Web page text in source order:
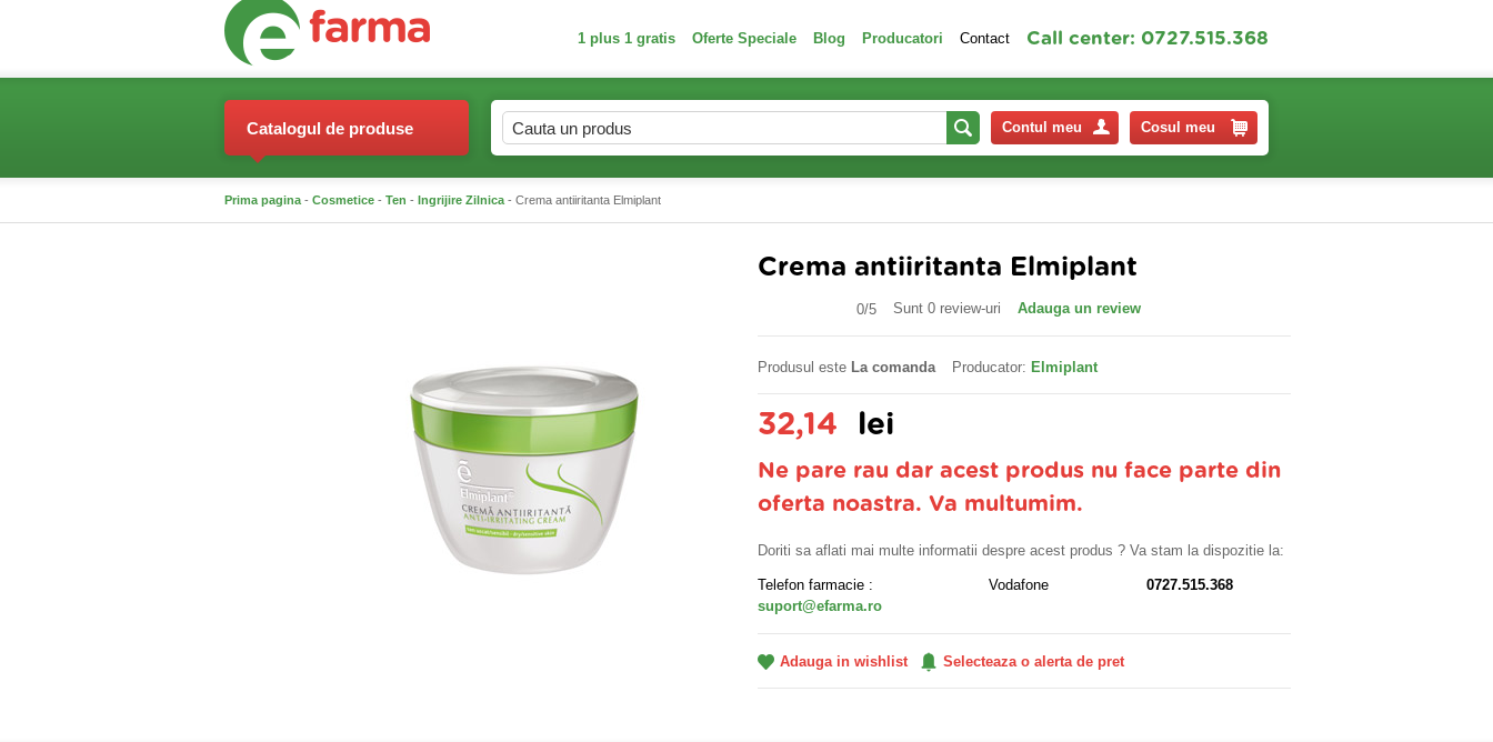
1 plus 1 gratis Oferte Speciale Blog Producatori Contact Call center: 0727.515.368
Catalogul de produse Contul meu Cosul meu
Prima pagina - Cosmetice - Ten - Ingrijire Zilnica - Crema antiiritanta Elmiplant
Crema antiiritanta Elmiplant
0/5 Sunt 0 review-uri Adauga un review
Produsul este La comanda Producator: Elmiplant
32,14 lei
Ne pare rau dar acest produs nu face parte din
oferta noastra. Va multumim.
Doriti sa aflati mai multe informatii despre acest produs ? Va stam la dispozitie la:
Telefon farmacie : Vodafone
0727.515.368
suport@efarma.ro
Adauga in wishlist Selecteaza o alerta de pret